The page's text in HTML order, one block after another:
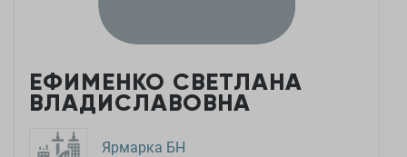
ЕФИМЕНКО СВЕТЛАНА
ВЛАДИСЛАВОВНА
Ярмарка БН